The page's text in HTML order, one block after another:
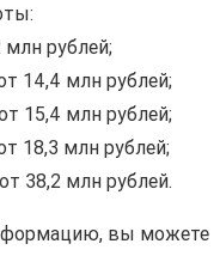
млн рублей;
14,4 млн рублей;
15,4 млн рублей;
18,3 млн рублей;
38,2 млн рублей.
вы можете